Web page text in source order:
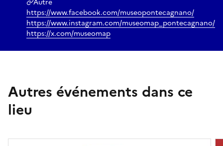
Autre
https://www.facebook.com/museopontecagnano/
https://www.instagram.com/museomap_pontecagnano/
https://x.com/museomap
Autres événements dans ce
lieu